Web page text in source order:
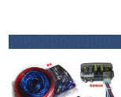
响スペクターの高低
音二分器2801 Cモデ
ルが人气です。